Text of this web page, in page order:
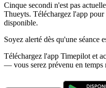
Cinque secondi n'est pas
Thueyts. Téléchargez l'app pour
disponible.
Soyez alerté dès qu'une séance
Téléchargez l'app Timepilot et
— vous serez prévenu en temps